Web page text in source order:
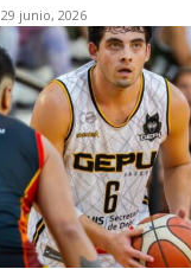
29 junio, 2026